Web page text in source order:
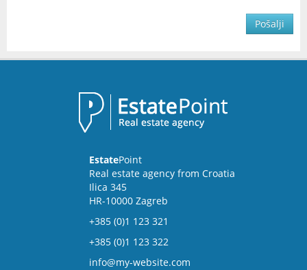
Pošalji
EstatePoint
Real estate agency from Croatia
Ilica 345
HR-10000 Zagreb
+385 (0)1 123 321
+385 (0)1 123 322
info@my-website.com